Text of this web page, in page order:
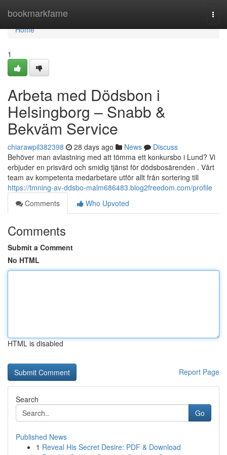
bookmarkfame
Home
Home
1
Arbeta med Dödsbon i
Helsingborg – Snabb &
Bekväm Service
chiarawpil382398 28 days ago News
Discuss
Behöver man avlastning med att tömma ett konkursbo i Lund? Vi
erbjuder en prisvärd och smidig tjänst för dödsbosärenden . Vårt
team av kompetenta medarbetare utför allt från sortering till
https://tmning-av-ddsbo-malm686483.blog2freedom.com/profile
Comments
Who Upvoted
Comments
Submit a Comment
No HTML
HTML is disabled
Report Page
Search
Go
Published News
1 Reveal His Secret Desire: PDF & Download